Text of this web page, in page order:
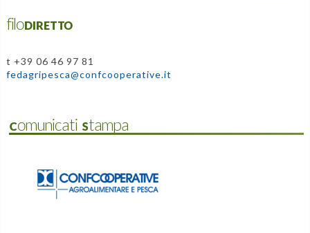
filoDIRETTO
t +39 06 46 97 81
fedagripesca@confcooperative.it
Comunicati Stampa